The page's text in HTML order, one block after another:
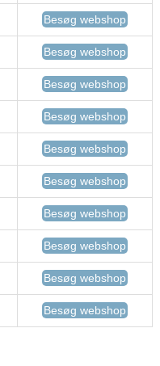
Besøg webshop
Besøg webshop
Besøg webshop
Besøg webshop
Besøg webshop
Besøg webshop
Besøg webshop
Besøg webshop
Besøg webshop
Besøg webshop